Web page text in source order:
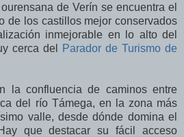
de Verín se encuentra el
de los castillos mejor conservados
inmejorable en lo alto del
cerca del
Parador de Turismo de
la confluencia de caminos entre
del río Támega, en la zona más
valle, desde dónde domina el
que destacar su fácil acceso